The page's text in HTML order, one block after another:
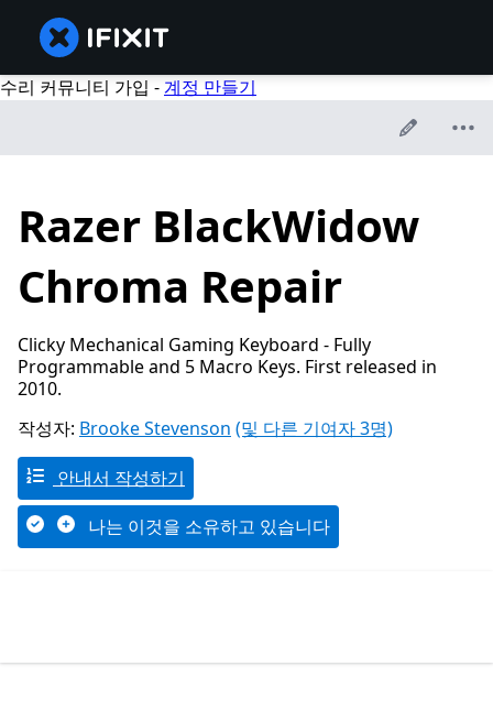
수리 커뮤니티 가입 -계정 만들기
Razer BlackWidow
Chroma Repair
Clicky Mechanical Gaming Keyboard - Fully
Programmable and 5 Macro Keys. First released in
2010.
작성자: Brooke Stevenson (및 다른 기여자 3명)
안내서 작성하기
나는 이것을 소유하고 있습니다